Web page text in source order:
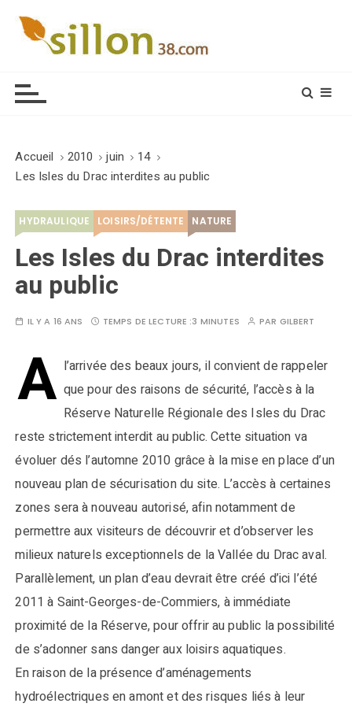
Accueil 2010 juin
14
Les Isles du Drac interdites au public
HYDRAULIQUE LOISIRS/DÉTENTE NATURE
Les Isles du Drac interdites
au public
IL Y A 16 ANS TEMPS DE LECTURE :3 MINUTES PAR GILBERT
A l’arrivée des beaux jours, il convient de rappeler
que pour des raisons de sécurité, l’accès à la
Réserve Naturelle Régionale des Isles du Drac
reste strictement interdit au public. Cette situation va
évoluer dés l’automne 2010 grâce à la mise en place d’un
nouveau plan de sécurisation du site. L’accès à certaines
zones sera à nouveau autorisé, afin notamment de
permettre aux visiteurs de découvrir et d’observer les
milieux naturels exceptionnels de la Vallée du Drac aval.
Parallèlement, un plan d’eau devrait être créé d’ici l’été
2011 à Saint-Georges-de-Commiers, à immédiate
proximité de la Réserve, pour offrir au public la possibilité
de s’adonner sans danger aux loisirs aquatiques.
En raison de la présence d’aménagements
hydroélectriques en amont et des risques liés à leur